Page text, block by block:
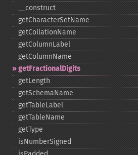
_​_​construct
getCharacterSetName
getCollationName
getColumnLabel
getColumnName
getFractionalDigits
getLength
getSchemaName
getTableLabel
getTableName
getType
isNumberSigned